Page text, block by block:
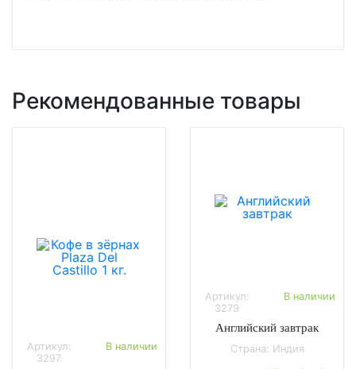
Рекомендованные товары
Артикул:
3297
В наличии
Артикул:
3279
В наличии
Английский завтрак
Страна: Индия